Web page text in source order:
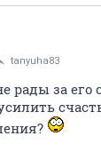
tanyuha83
рады за его